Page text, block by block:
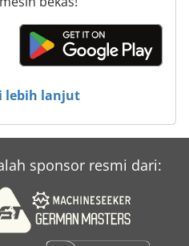
lebih lanjut
sponsor resmi dari: